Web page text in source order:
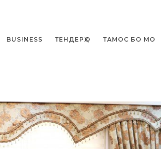
BUSINESS ТЕНДЕРҲО ТАМОС БО МО